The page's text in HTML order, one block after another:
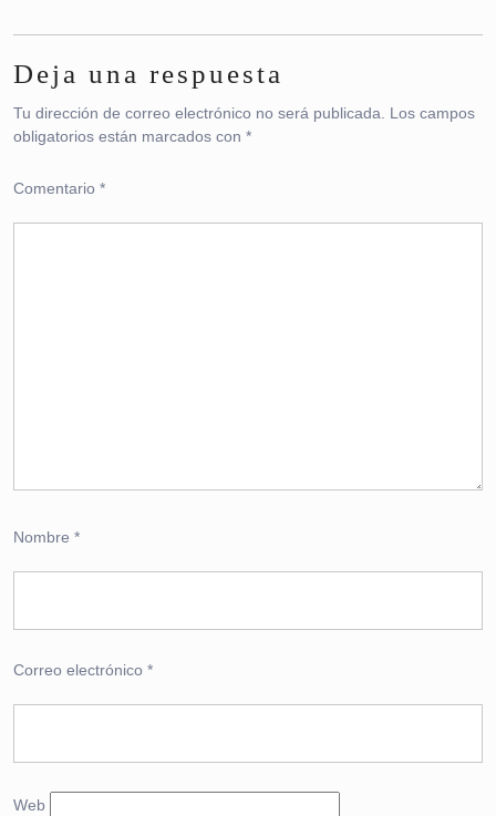
Deja una respuesta
Tu dirección de correo electrónico no será publicada.
Los campos
obligatorios están marcados con *
Comentario *
Nombre *
Correo electrónico *
Web